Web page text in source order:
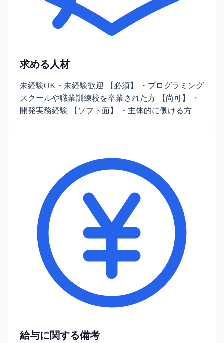
求める人材
未経験OK・未経験歓迎 【必須】 ・プログラミング
スクールや職業訓練校を卒業された方 【尚可】 ・
開発実務経験 【ソフト面】 ・主体的に働ける方
給与に関する備考